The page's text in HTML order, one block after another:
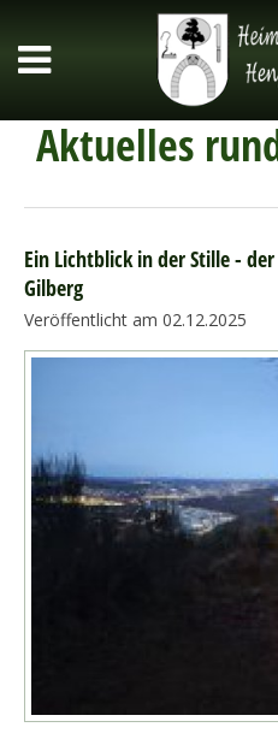
Aktuelles
Ein Lichtblick in der Stille -
Gilberg
Veröffentlicht am 02.12.2025